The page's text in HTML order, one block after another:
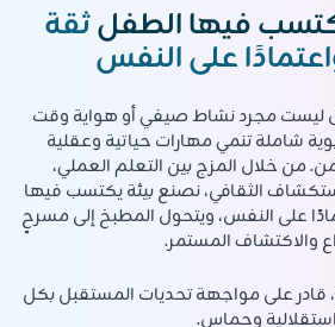
فيها الطفلثقة
على النفس
ليست مجرد نشاط صيفي أو هواية وقت
شاملة تنمي مهارات حياتية وعقلية
من خلال المزج بين التعلم العملي،
الثقافي، نصنع بيئة يكتسب فيها
على النفس، ويتحول المطبخ إلى مسرحٍ
والاكتشاف المستمر.
على مواجهة تحديات المستقبل بكل
استقلالية وحماس.